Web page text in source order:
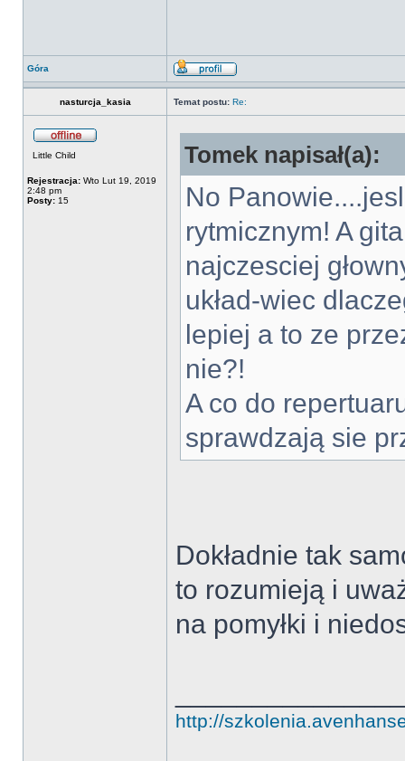
Góra
nasturcja_kasia Temat postu: Re:
Little Child
Rejestracja: Wto Lut 19, 2019
2:48 pm
Posty: 15
Tomek napisał(a):
No
rytmicznym! A
najczesciej
układ-wiec
lepiej a to ze
nie?!
A co do
sprawdzają sie
Dokładnie tak
to rozumieją i
na pomyłki i
http://